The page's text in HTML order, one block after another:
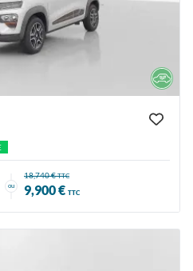
ou
18,740 €TTC
9,900 € TTC